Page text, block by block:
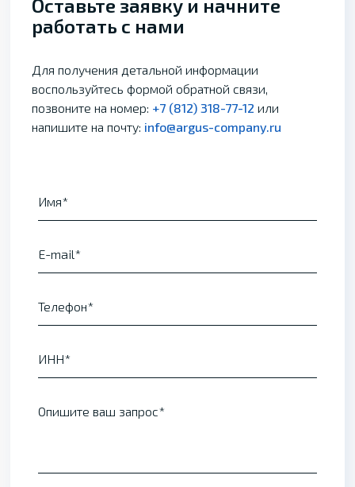
Оставьте заявку и начните
работать с нами
Для получения детальной информации
воспользуйтесь формой обратной связи,
позвоните на номер: +7 (812) 318-77-12 или
напишите на почту: info@argus-company.ru
Имя
E-mail
Телефон
ИНН
Опишите ваш запрос